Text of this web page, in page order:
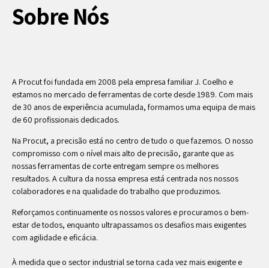
Sobre Nós
A Procut foi fundada em 2008 pela empresa familiar J. Coelho e
estamos no mercado de ferramentas de corte desde 1989. Com mais
de 30 anos de experiência acumulada, formamos uma equipa de mais
de 60 profissionais dedicados.
Na Procut, a precisão está no centro de tudo o que fazemos. O nosso
compromisso com o nível mais alto de precisão, garante que as
nossas ferramentas de corte entregam sempre os melhores
resultados. A cultura da nossa empresa está centrada nos nossos
colaboradores e na qualidade do trabalho que produzimos.
Reforçamos continuamente os nossos valores e procuramos o bem-
estar de todos, enquanto ultrapassamos os desafios mais exigentes
com agilidade e eficácia.
À medida que o sector industrial se torna cada vez mais exigente e